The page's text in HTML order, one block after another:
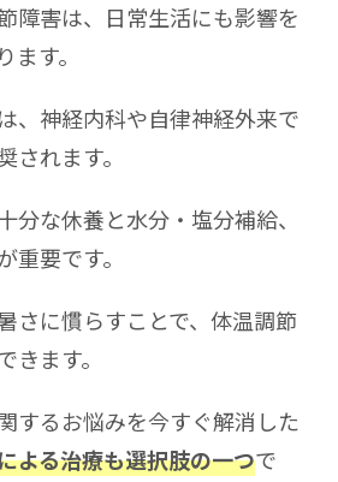
障害は、日常生活にも影響を
す。
、神経内科や自律神経外来で
されます。
分な休養と水分・塩分補給、
重要です。
さに慣らすことで、体温調節
きます。
するお悩みを今すぐ解消した
よる治療も選択肢の一つで